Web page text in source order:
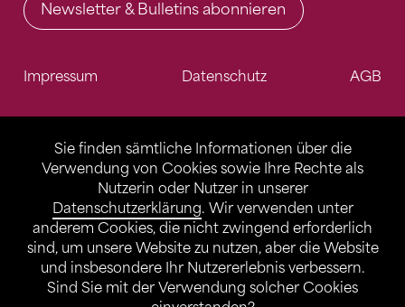
Sie finden sämtliche Informationen über die
Verwendung von Cookies sowie Ihre Rechte als
Nutzerin oder Nutzer in unserer
Datenschutzerklärung. Wir verwenden unter
anderem Cookies, die nicht zwingend erforderlich
sind, um unsere Website zu nutzen, aber die Website
und insbesondere Ihr Nutzererlebnis verbessern.
Sind Sie mit der Verwendung solcher Cookies
Newsletter & Bulletins abonnieren
Impressum Datenschutz AGB